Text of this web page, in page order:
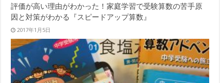
評価が高い理由がわかった！家庭学習で受験算数の苦手原
因と対策がわかる『スピードアップ算数』
2017年1月5日